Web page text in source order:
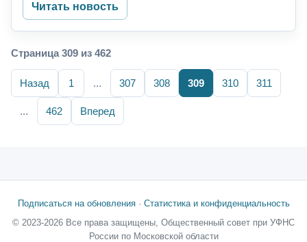
Читать новость
Страница 309 из 462
Назад 1 ... 307 308 309 310 311
... 462 Вперед
Подписаться на обновления· Статистика и конфиденциальность
© 2023-2026 Все права защищены, Общественный совет при УФНС
России по Московской области